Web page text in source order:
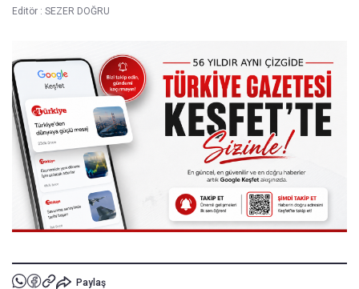
Editör : SEZER DOĞRU
Paylaş